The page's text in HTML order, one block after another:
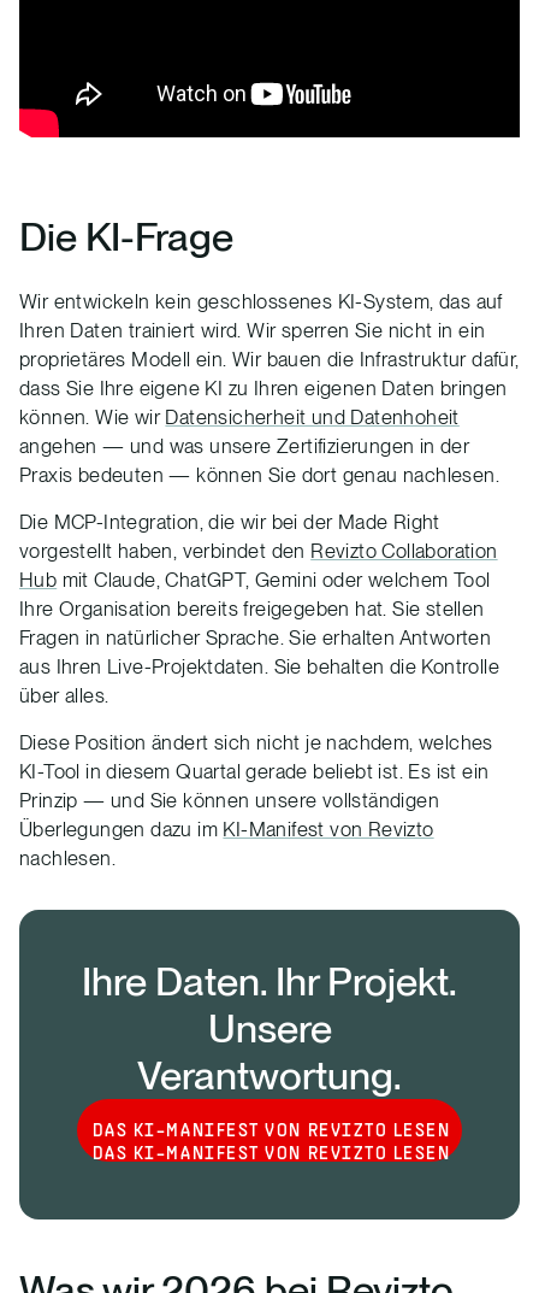
Die KI-Frage
Wir entwickeln kein geschlossenes KI-System, das auf
Ihren Daten trainiert wird. Wir sperren Sie nicht in ein
proprietäres Modell ein. Wir bauen die Infrastruktur dafür,
dass Sie Ihre eigene KI zu Ihren eigenen Daten bringen
können. Wie wir Datensicherheit und Datenhoheit
angehen — und was unsere Zertifizierungen in der
Praxis bedeuten — können Sie dort genau nachlesen.
Die MCP-Integration, die wir bei der Made Right
vorgestellt haben, verbindet den Revizto Collaboration
Hub mit Claude, ChatGPT, Gemini oder welchem Tool
Ihre Organisation bereits freigegeben hat. Sie stellen
Fragen in natürlicher Sprache. Sie erhalten Antworten
aus Ihren Live-Projektdaten. Sie behalten die Kontrolle
über alles.
Diese Position ändert sich nicht je nachdem, welches
KI-Tool in diesem Quartal gerade beliebt ist. Es ist ein
Prinzip — und Sie können unsere vollständigen
Überlegungen dazu im KI-Manifest von Revizto
nachlesen.
Ihre Daten. Ihr Projekt.
Unsere
Verantwortung.
DAS KI-MANIFEST VON REVIZTO LESEN
DAS KI-MANIFEST VON REVIZTO LESEN